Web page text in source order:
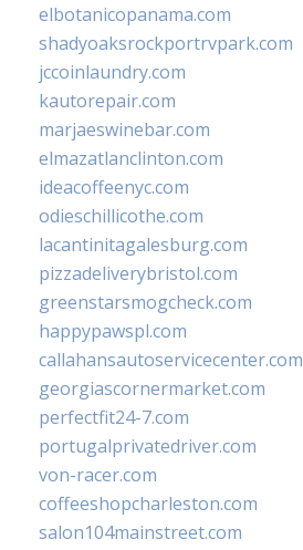
elbotanicopanama.com
shadyoaksrockportrvpark.com
jccoinlaundry.com
kautorepair.com
marjaeswinebar.com
elmazatlanclinton.com
ideacoffeenyc.com
odieschillicothe.com
lacantinitagalesburg.com
pizzadeliverybristol.com
greenstarsmogcheck.com
happypawspl.com
callahansautoservicecenter.com
georgiascornermarket.com
perfectfit24-7.com
portugalprivatedriver.com
von-racer.com
coffeeshopcharleston.com
salon104mainstreet.com